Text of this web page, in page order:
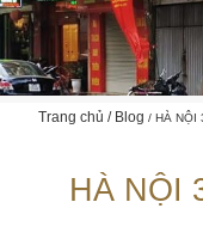
Trang chủ Blog HÀ NỘI
HÀ NỘI